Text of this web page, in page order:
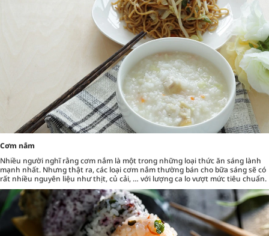
Cơm nắm
Nhiều người nghĩ rằng cơm nắm là một trong những loại thức ăn sáng lành
mạnh nhất. Nhưng thật ra, các loại cơm nắm thường bán cho bữa sáng sẽ có
rất nhiều nguyên liệu như thịt, củ cải, … với lượng ca lo vượt mức tiêu chuẩn.